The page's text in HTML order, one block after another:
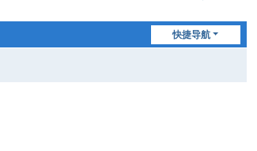
快捷导航